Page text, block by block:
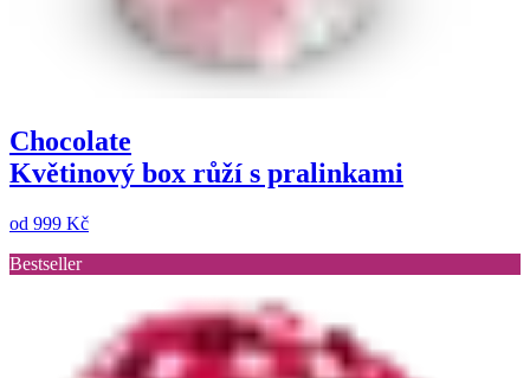
Chocolate
Květinový box růží s pralinkami
od 999 Kč
Bestseller